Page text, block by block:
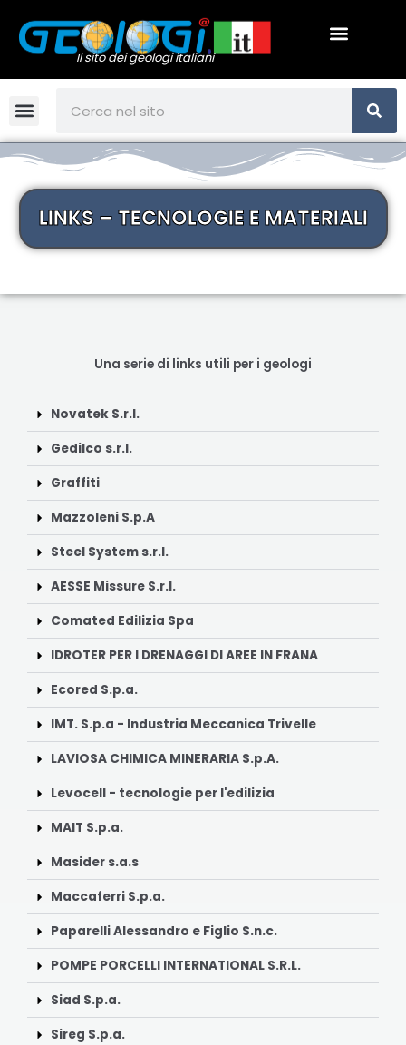
contenuto
Il sito dei geologi italiani
Menu
Menu
LINKS – TECNOLOGIE E MATERIALI
Una serie di links utili per i geologi
Novatek S.r.l.
Gedilco s.r.l.
Graffiti
Mazzoleni S.p.A
Steel System s.r.l.
AESSE Missure S.r.l.
Comated Edilizia Spa
IDROTER PER I DRENAGGI DI AREE IN FRANA
Ecored S.p.a.
IMT. S.p.a - Industria Meccanica Trivelle
LAVIOSA CHIMICA MINERARIA S.p.A.
Levocell - tecnologie per l'edilizia
MAIT S.p.a.
Masider s.a.s
Maccaferri S.p.a.
Paparelli Alessandro e Figlio S.n.c.
POMPE PORCELLI INTERNATIONAL S.R.L.
Siad S.p.a.
Sireg S.p.a.